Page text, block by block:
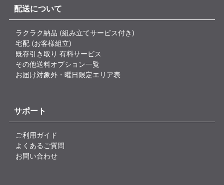
配送について
ラクラク納品 (組み立てサービス付き)
宅配 (お客様組立)
既存引き取り 有料サービス
その他送料オプション一覧
お届け対象外・曜日限定エリア表
サポート
ご利用ガイド
よくあるご質問
お問い合わせ